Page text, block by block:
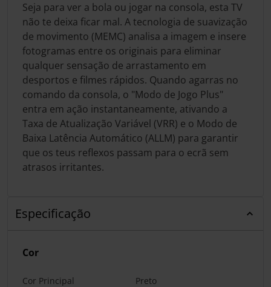
Seja para ver a bola ou jogar na consola, esta TV
não te deixa ficar mal. A tecnologia de suavização
de movimento (MEMC) analisa a imagem e insere
fotogramas entre os originais para eliminar
qualquer sensação de arrastamento em
desportos e filmes rápidos. Quando agarras no
comando da consola, o "Modo de Jogo Plus"
entra em ação instantaneamente, ativando a
Taxa de Atualização Variável (VRR) e o Modo de
Baixa Latência Automático (ALLM) para garantir
que os teus reflexos passam para o ecrã sem
atrasos irritantes.
Especificação
Cor
Cor Principal Preto